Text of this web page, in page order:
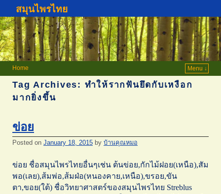
สมุนไพรไทย
Home Menu ↓
Tag Archives: ทำให้รากฟันยึดกับเหงือก
มากยิ่งขึ้น
ข่อย
Posted on January 18, 2015 by บ้านคุณหมอ
ข่อย ชื่อสมุนไพรไทยอื่นๆเช่น ต้นข่อย,กักไม้ฝอย(เหนือ),สัม
พอ(เลย),ส้มพ่อ,ส้มฝ่อ(หนองคาย,เหนือ),ขรอย,ขัน
ตา,ขอย(ใต้) ชื่อวิทยาศาสตร์ของสมุนไพรไทย Streblus